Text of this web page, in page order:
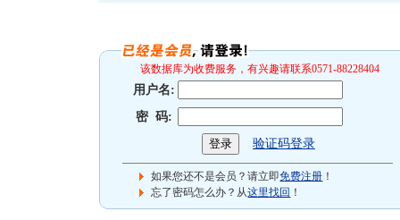
该数据库为收费服务，有兴趣请联系0571-88228404
用户名:
密 码:
验证码登录
如果您还不是会员？请立即免费注册 ！
忘了密码怎么办？从这里找回 ！